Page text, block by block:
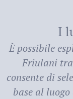
dei
I
È possibile
Friulani
consente di
base al